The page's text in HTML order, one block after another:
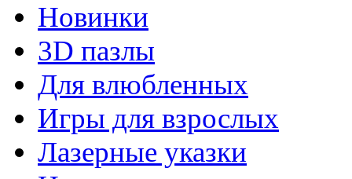
Новинки
3D пазлы
Для влюбленных
Игры для взрослых
Лазерные указки